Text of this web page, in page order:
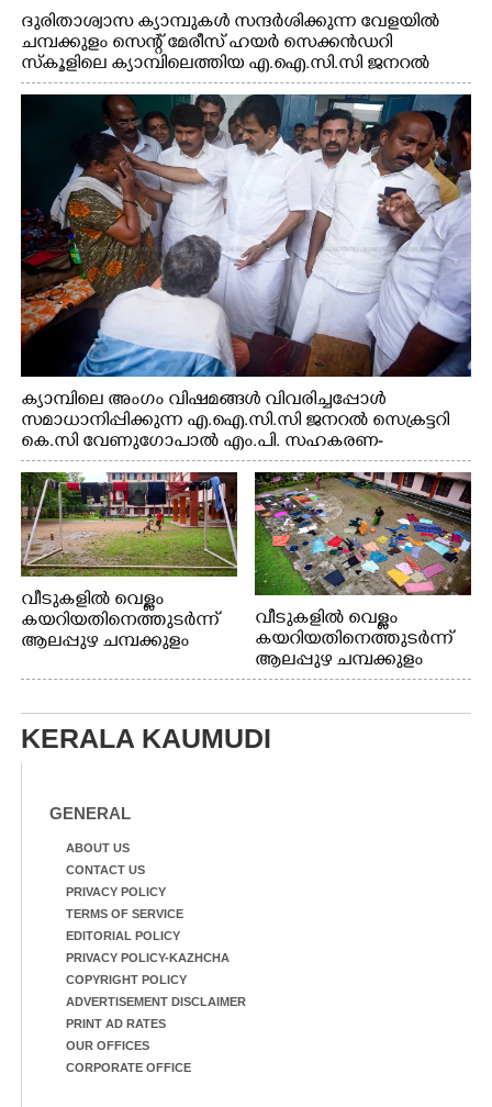
ദുരിതാശ്വാസ ക്യാമ്പുകൾ സന്ദർശിക്കുന്ന വേളയിൽ
ചമ്പക്കുളം സെന്റ് മേരീസ് ഹയർ സെക്കൻഡറി
സ്കൂളിലെ ക്യാമ്പിലെത്തിയ എ.ഐ.സി.സി ജനറൽ
സെക്രട്ടറി കെ.സി വേണുഗോപാൽ എം.പി കുരുന്നിനെ
എടുത്ത് ലാളിച്ചപ്പോൾ. സഹകരണ-എക്സൈസ്
വകുപ്പ് മന്ത്രി എം. ലിജു, കൃഷിവകുപ്പ് മന്ത്രി ടി. സിദ്ദിഖ്,
റെജി ചെറിയാൻ എം. എൽ. എ എന്നിവർ സമീപം
ക്യാമ്പിലെ അംഗം വിഷമങ്ങൾ വിവരിച്ചപ്പോൾ
സമാധാനിപ്പിക്കുന്ന എ.ഐ.സി.സി ജനറൽ സെക്രട്ടറി
കെ.സി വേണുഗോപാൽ എം.പി. സഹകരണ-
എക്സൈസ് വകുപ്പ് മന്ത്രി എം. ലിജു, എന്നിവർ
വീടുകളിൽ വെള്ളം
കയറിയതിനെത്തുടർന്ന്
ആലപ്പുഴ ചമ്പക്കുളം
പോരൂക്കര സെൻട്രൽ
ക്യാമ്പിലെത്തിയവർ
വസ്ത്രങ്ങൾ
ഉണക്കാനിട്ടിരിക്കുന്ന
ഫുട്ബോൾ കളികളിൽ
കുട്ടികൾ
വീടുകളിൽ വെള്ളം
കയറിയതിനെത്തുടർന്ന്
ആലപ്പുഴ ചമ്പക്കുളം
ഫാദർ തോമസ്
ക്യാമ്പിലെത്തിയവർ മഴ
KERALA KAUMUDI
GENERAL
ABOUT US
CONTACT US
PRIVACY POLICY
TERMS OF SERVICE
EDITORIAL POLICY
PRIVACY POLICY-KAZHCHA
COPYRIGHT POLICY
ADVERTISEMENT DISCLAIMER
PRINT AD RATES
OUR OFFICES
CORPORATE OFFICE